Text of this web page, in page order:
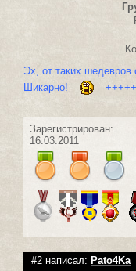
Эх, от таких
Шикарно!
Зарегистрирован:
16.03.2011
#2 написал: Pato4Ka